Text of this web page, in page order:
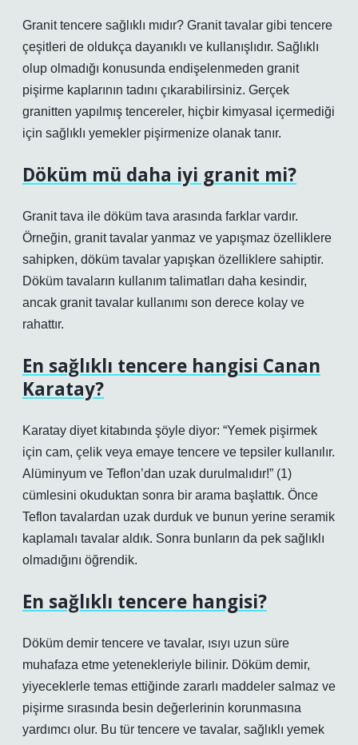
Granit tencere sağlıklı mıdır? Granit tavalar gibi tencere
çeşitleri de oldukça dayanıklı ve kullanışlıdır. Sağlıklı
olup olmadığı konusunda endişelenmeden granit
pişirme kaplarının tadını çıkarabilirsiniz. Gerçek
granitten yapılmış tencereler, hiçbir kimyasal içermediği
için sağlıklı yemekler pişirmenize olanak tanır.
Döküm mü daha iyi granit mi?
Granit tava ile döküm tava arasında farklar vardır.
Örneğin, granit tavalar yanmaz ve yapışmaz özelliklere
sahipken, döküm tavalar yapışkan özelliklere sahiptir.
Döküm tavaların kullanım talimatları daha kesindir,
ancak granit tavalar kullanımı son derece kolay ve
rahattır.
En sağlıklı tencere hangisi Canan
Karatay?
Karatay diyet kitabında şöyle diyor: “Yemek pişirmek
için cam, çelik veya emaye tencere ve tepsiler kullanılır.
Alüminyum ve Teflon’dan uzak durulmalıdır!” (1)
cümlesini okuduktan sonra bir arama başlattık. Önce
Teflon tavalardan uzak durduk ve bunun yerine seramik
kaplamalı tavalar aldık. Sonra bunların da pek sağlıklı
olmadığını öğrendik.
En sağlıklı tencere hangisi?
Döküm demir tencere ve tavalar, ısıyı uzun süre
muhafaza etme yetenekleriyle bilinir. Döküm demir,
yiyeceklerle temas ettiğinde zararlı maddeler salmaz ve
pişirme sırasında besin değerlerinin korunmasına
yardımcı olur. Bu tür tencere ve tavalar, sağlıklı yemek